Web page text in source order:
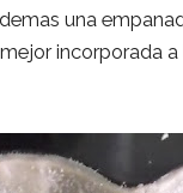
una
incorporada a